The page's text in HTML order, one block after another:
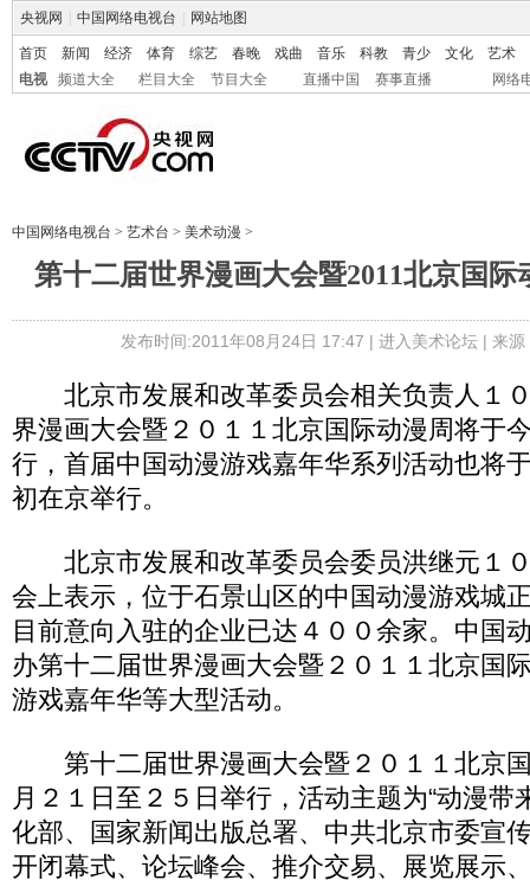
央视网 中国网络电视台 网站地图
首页 新闻 经济 体育 综艺 春晚 戏曲 音乐 科教 青少 文化
艺术
电视
频道大全 栏目大全 节目大全 直播中国 赛事直播 网络
中国网络电视台 > 艺术台 > 美术动漫 >
第十二届世界漫画大会暨2011北京国际
发布时间:2011年08月24日 17:47 | 进入美术论坛| 来源
北京市发展和改革委员会相关负责人１
界漫画大会暨２０１１北京国际动漫周将于
行，首届中国动漫游戏嘉年华系列活动也将
初在京举行。
北京市发展和改革委员会委员洪继元１
会上表示，位于石景山区的中国动漫游戏城
目前意向入驻的企业已达４００余家。中国
办第十二届世界漫画大会暨２０１１北京国
游戏嘉年华等大型活动。
第十二届世界漫画大会暨２０１１北京
月２１日至２５日举行，活动主题为“动漫带
化部、国家新闻出版总署、中共北京市委宣
开闭幕式、论坛峰会、推介交易、展览展示